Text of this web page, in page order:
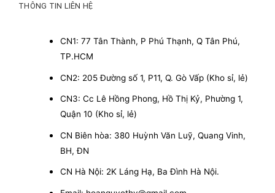
THÔNG TIN LIÊN HỆ
CN1: 77 Tân Thành, P Phú Thạnh, Q Tân Phú,
TP.HCM
CN2: 205 Đường số 1, P11, Q. Gò Vấp (Kho sỉ, lẻ)
CN3: Cc Lê Hồng Phong, Hồ Thị Kỷ, Phường 1,
Quận 10 (Kho sỉ, lẻ)
CN Biên hòa: 380 Huỳnh Văn Luỹ, Quang Vinh,
BH, ĐN
CN Hà Nội: 2K Láng Hạ, Ba Đình Hà Nội.